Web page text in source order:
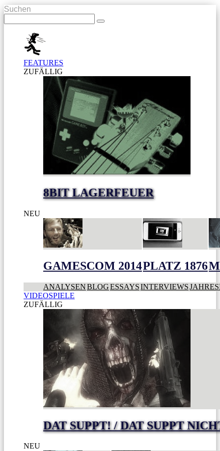
Suchen
FEATURES
ZUFÄLLIG
8BIT LAGERFEUER
NEU
GAMESCOM 2014PLATZ 1876
ANALYSENBLOGESSAYSINTERVIEWS
VIDEOSPIELE
ZUFÄLLIG
DAT SUPPT! / DAT SUPPT
NEU